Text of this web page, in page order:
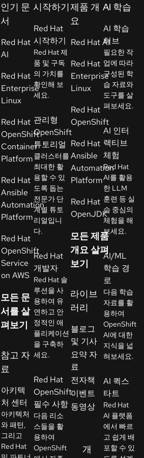
개
자
평
가
판
시
작
락
처
언
어
선
인기 문
서
Red Hat
AI
Red Hat
Enterprise
Linux
Red Hat
OpenShift
Container
Platform
Red Hat
Ansible
Automation
Platform
Red Hat
OpenShift
Service
on AWS
모든 문
서를 살
펴보기
참고 자
료
아키텍
처 센터
아키텍처
와 패턴,
그리고
Red Hat
시작하기
Red Hat
시작하기
Red Hat 제
품 및 구독
의 가치를
확인해 보
세요.
관리형
OpenShift
튜토리얼
클러스터를
최대한 활
용할 수 있
도록 돕는
전문가 단
계별 튜토
리얼입니
다.
Red Hat
개발자
Red Hat 솔
루션을 사
용하여 유
연하고 안
정적인 애
플리케이션
을 구축하
세요.
Red Hat
OpenShift
필수 사항
다음 리소
스들을 활
용하여
OpenShift
제품 개
요
Red Hat AI
Red Hat
Enterprise
Linux
Red Hat
OpenShift
Red Hat
Ansible
Automation
Platform
Red Hat
OpenJDK
모든 제품
개요 살펴
보기
라이브
러리
블로그
및 기사
요약 자
료
전자책
이벤트
동영상
개
AI 학습
AI 학습
허브
필요한 작
업에 따라
구성된 학
습 자료와
도구를 살
펴보세요.
AI 인터
랙티브
체험
Red Hat
AI를 활용
한 LLM
훈련 등 실
습 중심의
체험을 해
보세요.
AI/ML
학습 경
로
다음 학습
자료를 활
용하여
OpenShift
AI에 대한
지식을 넓
혀보세요.
AI 퀵스
타트
Red Hat
AI 플랫폼
에서 빠르
고 쉽게 배
포할 수 있